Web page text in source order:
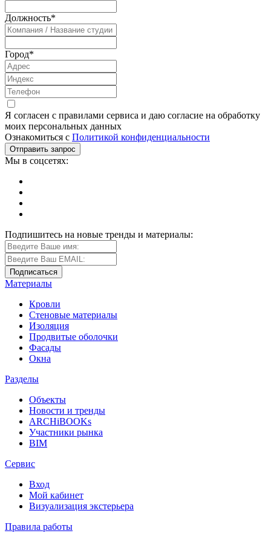
Должность*
Город*
Я согласен с правилами сервиса и даю согласие на обработку
моих персональных данных
Ознакомиться с Политикой конфиденциальности
Мы в соцсетях:
Подпишитесь на новые тренды и материалы:
Материалы
Кровли
Стеновые материалы
Изоляция
Продвитые оболочки
Фасады
Окна
Разделы
Объекты
Новости и тренды
ARCHiBOOKs
Участники рынка
BIM
Сервис
Вход
Мой кабинет
Визуализация экстерьера
Правила работы